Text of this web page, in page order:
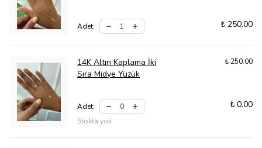
Adet: ₺ 250.00
14K Altın Kaplama İki
Sıra Midye Yüzük
₺ 250.00
Adet: ₺ 0.00
Stokta yok